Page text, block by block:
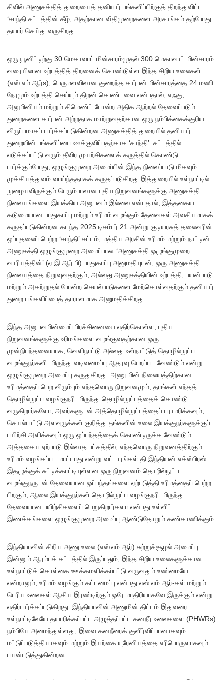
சிவில் அணுசக்தித் துறையைத் தனியார் பங்களிப்பிற்குத் திறந்துவிட்ட
‘சாந்தி சட்டத்தின் கீழ், அதற்கான விதிமுறைகளை அரசாங்கம் தற்போது
தயார் செய்து வருகிறது.
ஒரு யூனிட்டிற்கு 30 மெகாவாட் மின்சாரம்முதல் 300 மெகாவாட் மின்சாரம்
வரையிலான உற்பத்தித் திறனைக் கொண்டுள்ள இந்த சிறிய உலைகள்
(எஸ்.எம்.ஆர்s), பெருமளவிலான குறைந்த கார்பன் மின்சாரத்தை 24 மணி
நேரமும் உற்பத்தி செய்யும் திறன் கொண்டவை என்பதால், எஃகு,
அலுமினியம் மற்றும் சிமெண்ட் போன்ற அதிக ஆற்றல் தேவைப்படும்
துறைகளை கார்பன் அற்றதாக மாற்றுவதற்கான ஒரு நம்பிக்கைக்குரிய
விருப்பமாகப் பார்க்கப்படுகின்றன.அணுசக்தித் துறையில் தனியார்
துறையின் பங்களிப்பை ஊக்குவிப்பதற்காக ‘சாந்தி’ சட்டத்தில்
எடுக்கப்பட்டு வரும் தீவிர முயற்சிகளைக் கருத்தில் கொண்டு
பார்க்கும்போது, ஒழுங்குமுறை அமைப்பின் இந்த நிலைப்பாடு மிகவும்
முக்கியத்துவம் வாய்ந்ததாகக் கருதப்படுகிறது.இத்துறையில் உள்நாட்டில்
நுழையவிருக்கும் பெரும்பாலான புதிய நிறுவனங்களுக்கு அணுசக்தி
நிலையங்களை இயக்கிய அனுபவம் இல்லை என்பதால், இத்தகைய
கடுமையான பாதுகாப்பு மற்றும் உரிமம் வழங்கும் தேவைகள் அவசியமாகக்
கருதப்படுகின்றன.கடந்த 2025 டிசம்பர் 21 அன்று குடியரசுத் தலைவரின்
ஒப்புதலைப் பெற்ற ‘சாந்தி’ சட்டம், மத்திய அரசின் உரிமம் மற்றும் நாட்டின்
அணுசக்தி ஒழுங்குமுறை அமைப்பான ‘அணுசக்தி ஒழுங்குமுறை
வாரியத்தின்’ (ஏ.இ.ஆர்.பி) பாதுகாப்பு அனுமதியுடன், ஒரு அணுசக்தி
நிலையத்தை நிறுவுவதற்கும், அல்லது அணுசக்தியின் உற்பத்தி, பயன்பாடு
மற்றும் அகற்றுதல் போன்ற செயல்பாடுகளை மேற்கொள்வதற்கும் தனியார்
துறை பங்களிப்பைத் தாராளமாக அனுமதிக்கிறது.
இந்த அனுபவமின்மைப் பிரச்சினையை எதிர்கொள்ள, புதிய
நிறுவனங்களுக்கு உரிமங்களை வழங்குவதற்கான ஒரு
முன்நிபந்தனையாக, வெளிநாட்டு அல்லது உள்நாட்டுத் தொழில்நுட்ப
வழங்குநர்களிடமிருந்து வடிவமைப்பு ஆதரவு பெறப்பட வேண்டும் என்று
ஒழுங்குமுறை அமைப்பு கருதுகிறது. அணு மின் நிலையத்திற்கான
உரிமத்தைப் பெற விரும்பும் எந்தவொரு நிறுவனமும், தாங்கள் எந்தத்
தொழில்நுட்ப வழங்குநரிடமிருந்து தொழில்நுட்பத்தைக் கொண்டு
வருகிறார்களோ, அவர்களுடன் அத்தொழில்நுட்பத்தைப் பராமரிக்கவும்,
செயல்பாட்டு அளவுருக்கள் குறித்து தங்களின் உலை இயக்குநர்களுக்குப்
பயிற்சி அளிக்கவும் ஒரு ஒப்பந்தத்தைக் கொண்டிருக்க வேண்டும்.
அத்தகைய ஏற்பாடு இல்லாத பட்சத்தில், எந்தவொரு நிறுவனத்திற்கும்
உரிமம் வழங்கப்பட மாட்டாது என்று வட்டாரங்கள் தி இந்தியன் எக்ஸ்பிரஸ்
இதழுக்குக் சுட்டிக்காட்டியுள்ளன.ஒரு நிறுவனம் தொழில்நுட்ப
வழங்குநருடன் தேவையான ஒப்பந்தங்களை ஏற்படுத்தி உரிமத்தைப் பெற்ற
பிறகும், ஆலை இயக்குநர்கள் தொழில்நுட்ப வழங்குநரிடமிருந்து
தேவையான பயிற்சிகளைப் பெறுகிறார்களா என்பது உள்ளிட்ட
இணக்கங்களை ஒழுங்குமுறை அமைப்பு ஆண்டுதோறும் கண்காணிக்கும்.
இந்தியாவின் சிறிய அணு உலை (எஸ்.எம்.ஆர்) சுற்றுச்சூழல் அமைப்பு
இன்னும் ஆரம்பக் கட்டத்தில் இருப்பதும், இந்த சிறிய உலைகளுக்கான
உள்நாட்டுக் கொள்கை ஊக்கமளிக்கப்பட்டு வருவதும் உண்மையே
என்றாலும், உரிமம் வழங்கும் கட்டமைப்பு என்பது எஸ்.எம்.ஆர்-கள் மற்றும்
பெரிய உலைகள் ஆகிய இரண்டிற்கும் ஒரே மாதிரியாகவே இருக்கும் என்று
எதிர்பார்க்கப்படுகிறது. இந்தியாவின் அணுமின் திட்டம் இதுவரை
உள்நாட்டிலேயே தயாரிக்கப்பட்ட அழுத்தப்பட்ட கனநீர் உலைகளை (PHWRs)
நம்பியே அமைந்துள்ளது, இவை கனநீரைக் குளிர்விப்பானாகவும்
மட்டுப்படுத்தியாகவும் மற்றும் இயற்கை யுரேனியத்தை எரிபொருளாகவும்
பயன்படுத்துகின்றன.